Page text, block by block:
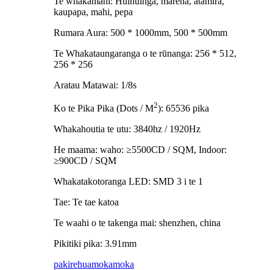
kaupapa, mahi, pepa
Rumara Aura: 500 * 1000mm, 500 * 500mm
Te Whakataungaranga o te rūnanga: 256 * 512,
256 * 256
Aratau Matawai: 1/8s
Ko te Pika Pika (Dots / M2): 65536 pika
Whakahoutia te utu: 3840hz / 1920Hz
He maama: waho: ≥5500CD / SQM, Indoor:
≥900CD / SQM
Whakatakotoranga LED: SMD 3 i te 1
Tae: Te tae katoa
Te waahi o te takenga mai: shenzhen, china
Pikitiki pika: 3.91mm
pakirehuamokamoka